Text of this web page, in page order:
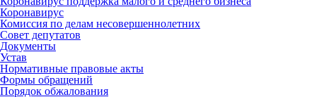
Коронавирус
Комиссия по делам несовершеннолетних
Совет депутатов
Документы
Устав
Нормативные правовые акты
Формы обращений
Порядок обжалования